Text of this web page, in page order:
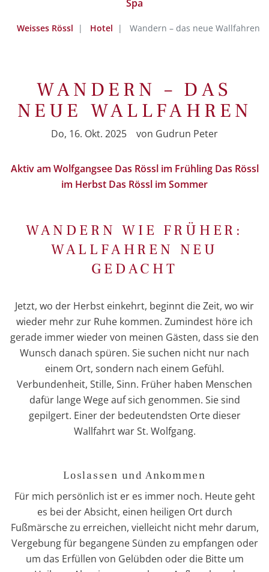
Weisses Rössl Hotel Wandern – das neue Wallfahren
WANDERN – DAS
NEUE WALLFAHREN
Do, 16. Okt. 2025 von Gudrun Peter
Aktiv am Wolfgangsee Das Rössl im Frühling Das Rössl
im Herbst Das Rössl im Sommer
WANDERN WIE FRÜHER:
WALLFAHREN NEU
GEDACHT
Jetzt, wo der Herbst einkehrt, beginnt die Zeit, wo wir
wieder mehr zur Ruhe kommen. Zumindest höre ich
gerade immer wieder von meinen Gästen, dass sie den
Wunsch danach spüren. Sie suchen nicht nur nach
einem Ort, sondern nach einem Gefühl.
Verbundenheit, Stille, Sinn. Früher haben Menschen
dafür lange Wege auf sich genommen. Sie sind
gepilgert. Einer der bedeutendsten Orte dieser
Wallfahrt war St. Wolfgang.
Loslassen und Ankommen
Für mich persönlich ist er es immer noch. Heute geht
es bei der Absicht, einen heiligen Ort durch
Fußmärsche zu erreichen, vielleicht nicht mehr darum,
Vergebung für begangene Sünden zu empfangen oder
um das Erfüllen von Gelübden oder die Bitte um
Spa